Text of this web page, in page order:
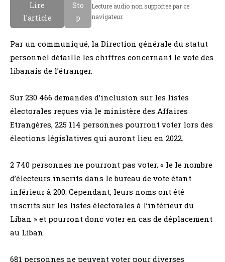
Lire
l'article
Sto
p
Lecture audio non supportee par ce
navigateur.
Par un communiqué, la Direction générale du statut
personnel détaille les chiffres concernant le vote des
libanais de l’étranger.
Sur 230 466 demandes d’inclusion sur les listes
électorales reçues via le ministère des Affaires
Etrangères, 225 114 personnes pourront voter lors des
élections législatives qui auront lieu en 2022.
2 740 personnes ne pourront pas voter, « le le nombre
d’électeurs inscrits dans le bureau de vote étant
inférieur à 200. Cependant, leurs noms ont été
inscrits sur les listes électorales à l’intérieur du
Liban » et pourront donc voter en cas de déplacement
au Liban.
681 personnes ne peuvent voter pour diverses